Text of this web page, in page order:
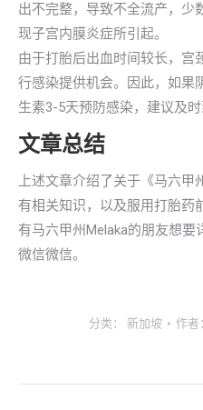
出不完整，导致不全流产，少
现子宫内膜炎症所引起。
由于打胎后出血时间较长，宫
行感染提供机会。因此，如果
生素3-5天预防感染，建议及时
文章总结
上述文章介绍了关于《马六
有相关知识，以及服用打胎药
有马六甲州Melaka的朋友想
微信微信。
分类： 新加坡 作者：